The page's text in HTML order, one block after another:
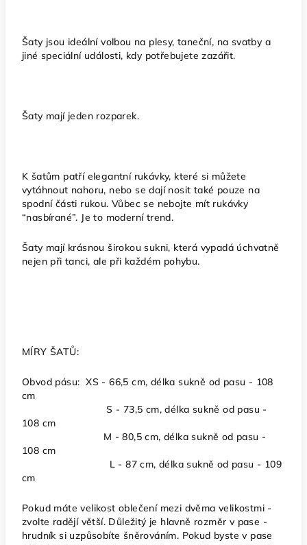
Šaty jsou ideální volbou na plesy, taneční, na svatby a
jiné speciální události, kdy potřebujete zazářit.
Šaty mají jeden rozparek.
K šatům patří elegantní rukávky, které si můžete
vytáhnout nahoru, nebo se dají nosit také pouze na
spodní části rukou. Vůbec se nebojte mít rukávky
“nasbírané”. Je to moderní trend.
Šaty mají krásnou širokou sukni, která vypadá úchvatně
nejen při tanci, ale při každém pohybu.
MÍRY ŠATŮ:
Obvod pásu: XS - 66,5 cm, délka sukně od pasu - 108
cm
S - 73,5 cm, délka sukně od pasu -
108 cm
M - 80,5 cm, délka sukně od pasu -
108 cm
L - 87 cm, délka sukně od pasu - 109
cm
Pokud máte velikost oblečení mezi dvěma velikostmi -
zvolte radějí větší. Důležitý je hlavně rozměr v pase -
hrudník si uzpůsobíte šněrováním. Pokud byste v pase